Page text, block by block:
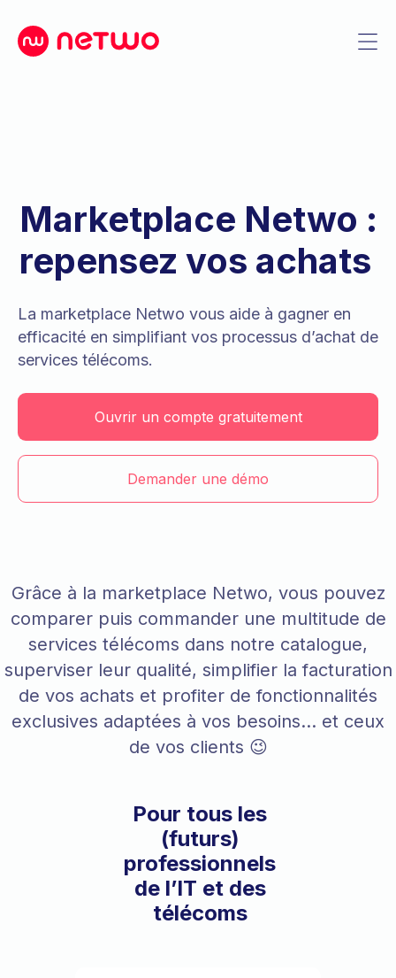
Marketplace Netwo :
repensez vos achats
La marketplace Netwo vous aide à gagner en
efficacité en simplifiant vos processus d’achat de
services télécoms.
Ouvrir un compte gratuitement
Demander une démo
Grâce à la marketplace Netwo, vous pouvez
comparer puis commander une multitude de
services télécoms dans notre catalogue,
superviser leur qualité, simplifier la facturation
de vos achats et profiter de fonctionnalités
exclusives adaptées à vos besoins… et ceux
de vos clients 😉
Pour tous les
(futurs)
professionnels
de l’IT et des
télécoms